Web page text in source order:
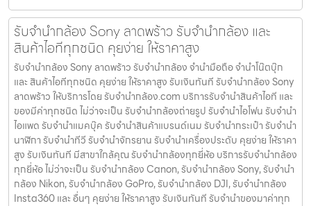
รับจำนำกล้อง Sony ลาดพร้าว รับจํานํากล้อง และ
สินค้าไอทีทุกชนิด คุยง่าย ให้ราคาสูง
รับจำนำกล้อง Sony ลาดพร้าว รับจํานํากล้อง จำนำมือถือ จำนำโน๊ตบุ๊ก
และ สินค้าไอทีทุกชนิด คุยง่าย ให้ราคาสูง รับเงินทันที รับจำนำกล้อง Sony
ลาดพร้าว ให้บริการโดย รับจํานํากล้อง.com บริการรับจํานําสินค้าไอที และ
ของมีค่าทุกชนิด ไม่ว่าจะเป็น รับจํานํากล้องถ่ายรูป รับจํานําไอโฟน รับจํานํา
ไอแพด รับจํานําแมคบุ๊ค รับจํานําสินค้าแบรนด์เนม รับจํานํากระเป๋า รับจํานํา
นาฬิกา รับจํานําทีวี รับจํานําจักรยาน รับจํานําเครื่องประดับ คุยง่าย ให้ราคา
สูง รับเงินทันที มีสาขาใกล้คุณ รับจำนำกล้องทุกยี่ห้อ บริการรับจำนำกล้อง
ทุกยี่ห้อ ไม่ว่าจะเป็น รับจำนำกล้อง Canon, รับจำนำกล้อง Sony, รับจำนำ
กล้อง Nikon, รับจำนำกล้อง GoPro, รับจำนำกล้อง DJI, รับจำนำกล้อง
Insta360 และ อื่นๆ คุยง่าย ให้ราคาสูง รับเงินทันที รับจำนำของมาค่าทุก